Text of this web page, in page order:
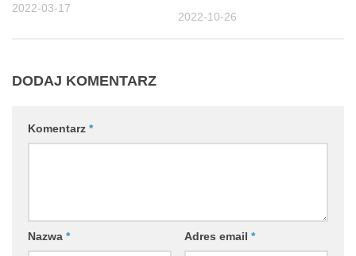
2022-03-17
2022-10-26
DODAJ KOMENTARZ
Komentarz *
Nazwa * Adres email *